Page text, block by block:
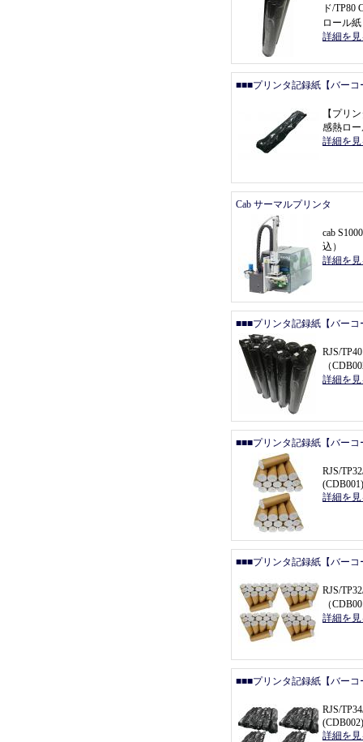
ド/TP80
ロール紙
詳細を
■■■プリンタ記録紙【バー
【 プリ
感熱ロ
詳細を
Cab サーマルプリンタ
cab S1000
込 ）
詳細を
■■■プリンタ記録紙【バー
RJS/
（
詳細を
■■■プリンタ記録紙【バー
RJS/
(CDB001)
詳細を
■■■プリンタ記録紙【バー
RJS/
（
詳細を
■■■プリンタ記録紙【バー
RJS/
(CDB002)
詳細を